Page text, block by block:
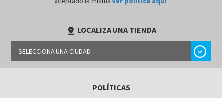
pin_drop LOCALIZA UNA TIENDA
SELECCIONA UNA CIUDAD chevron_right
BARRANQUILLA
POLÍTICAS